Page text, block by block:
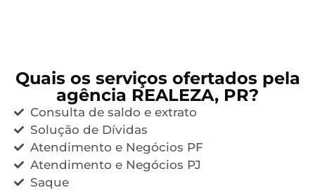
Quais os serviços ofertados pela
agência REALEZA, PR?
Consulta de saldo e extrato
Solução de Dívidas
Atendimento e Negócios PF
Atendimento e Negócios PJ
Saque